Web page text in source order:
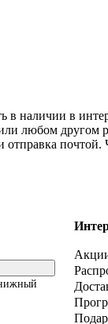
в наличии в
любом другом
отправка